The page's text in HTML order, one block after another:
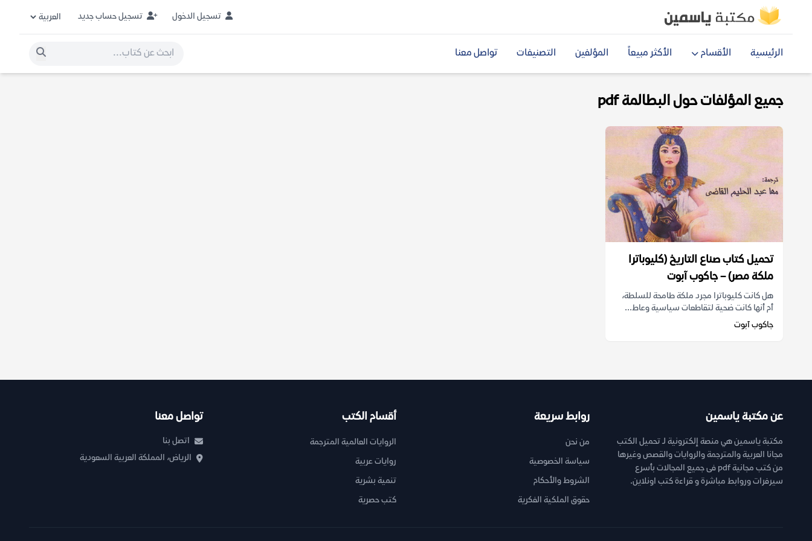
تسجيل الدخول تسجيل حساب جديد
الرئيسية الأقسام الأكثر مبيعاً المؤلفين التصنيفات تواصل معنا
جميع المؤلفات حول البطالمة pdf
تحميل كتاب صناع التاريخ (كليوباترا
ملكة مصر) – جاكوب آبوت
هل كانت كليوباترا مجرد ملكة طامحة للسلطة،
أم أنها كانت ضحية لتقاطعات سياسية وعاط...
جاكوب آبوت
عن مكتبة ياسمين
مكتبة ياسمين هي منصة إلكترونية لـ تحميل الكتب
مجانا العربية والمترجمة والروايات والقصص وغيرها
من كتب مجانية pdf فى جميع المجالات بأسرع
سيرفرات وروابط مباشرة و قراءة كتب اونلاين.
روابط سريعة
من نحن
سياسة الخصوصية
الشروط والأحكام
حقوق الملكية الفكرية
أقسام الكتب
الروايات العالمية المترجمة
روايات عربية
تنمية بشرية
كتب حصرية
تواصل معنا
اتصل بنا
الرياض، المملكة العربية السعودية